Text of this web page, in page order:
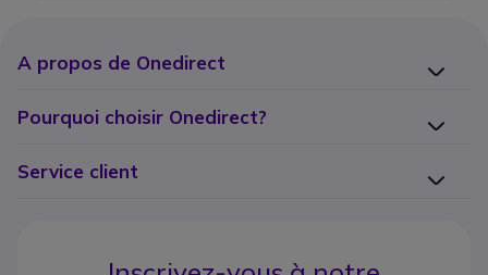
A propos de Onedirect
Pourquoi choisir Onedirect?
Service client